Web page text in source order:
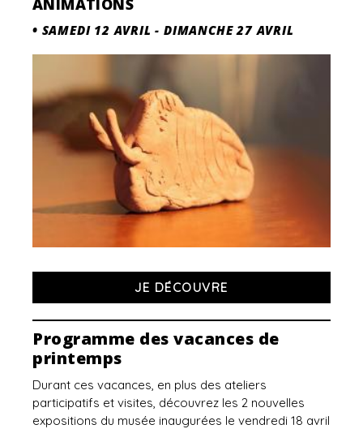
• SAMEDI 12 AVRIL -DIMANCHE 27 AVRIL
JE DÉCOUVRE
Programme des vacances de
printemps
Durant ces vacances, en plus des ateliers
participatifs et visites, découvrez les 2 nouvelles
expositions du musée inaugurées le vendredi 18 avril